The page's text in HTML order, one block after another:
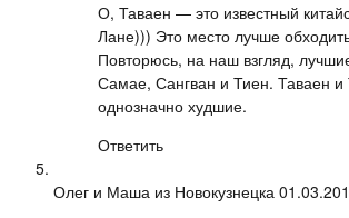
О, Таваен — это известный
Лане))) Это место лучше
Повторюсь, на наш взгляд,
Самае, Сангван и Тиен. Таваен
однозначно худшие.
Ответить
Олег и Маша из Новокузнецка